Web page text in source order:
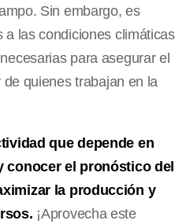
Sin embargo, es
las condiciones climáticas
para asegurar el
quienes trabajan en la
que depende en
conocer el pronóstico del
la producción y
¡Aprovecha este